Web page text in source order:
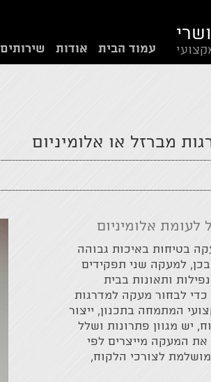
עמוד הבית אודות שירותים
מברזל או אלומיניום
אלומיניום
בטיחות באיכות גבוהה
למעקה שני תפקידים
ותאונות בבית
כדי לבחור מעקה למדרגות
המתמחה בתכנון, ייצור
יש מגוון פתרונות ושלל
את המעקה מייצרים לפי
לצורכי הלקוח,